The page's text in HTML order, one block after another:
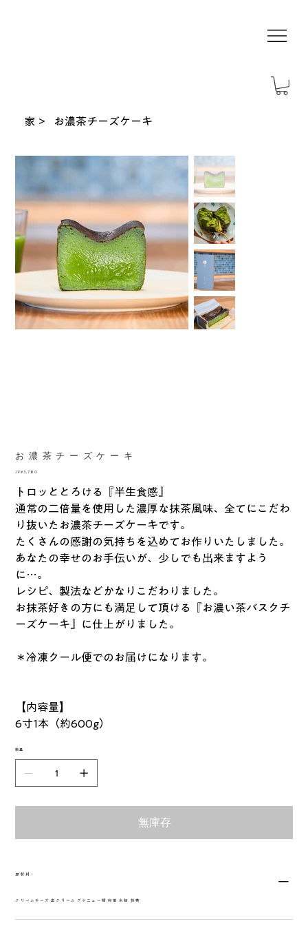
家 > お濃茶チーズケーキ
お濃茶チーズケーキ
價
JP¥3,780
トロッととろける『半生食感』
通常の二倍量を使用した濃厚な抹茶風味、全てにこだわ
り抜いたお濃茶チーズケーキです。
たくさんの感謝の気持ちを込めてお作りいたしました。
あなたの幸せのお手伝いが、少しでも出来ますよう
に…。
レシピ、製法などかなりこだわりました。
お抹茶好きの方にも満足して頂ける『お濃い茶バスクチ
ーズケーキ』に仕上がりました。
＊冷凍クール便でのお届けになります。
【内容量】
6寸1本（約600g）
數量
無庫存
原材料：
クリームチーズ 生クリーム グラニュー糖 卵黄 米粉 抹茶